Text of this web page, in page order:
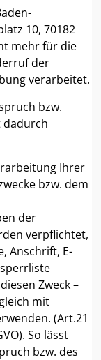
10, 70182
mehr für die
der
verarbeitet.
bzw.
dadurch
Ihrer
bzw. dem
der
verpflichtet,
Anschrift, E-
Zweck –
mit
(Art.21
So lässt
bzw. des